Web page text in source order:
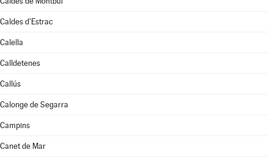
Caldes d'Estrac
Calella
Calldetenes
Callús
Calonge de Segarra
Campins
Canet de Mar